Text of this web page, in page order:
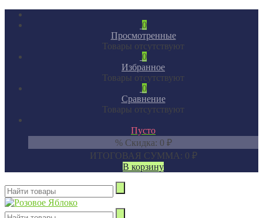
0
Просмотренные
Товары отсутствуют
0
Избранное
Товары отсутствуют
0
Сравнение
Товары отсутствуют
Пусто
% Скидка: 0 ₽
ИТОГОВАЯ СУММА: 0 ₽
В корзину